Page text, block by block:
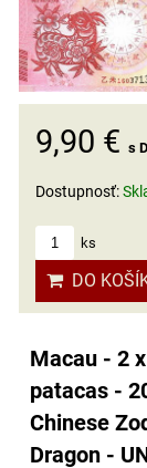
9,90 € s
Dostupnosť:
ks
DO
Macau - 2
patacas -
Chinese
Dragon -